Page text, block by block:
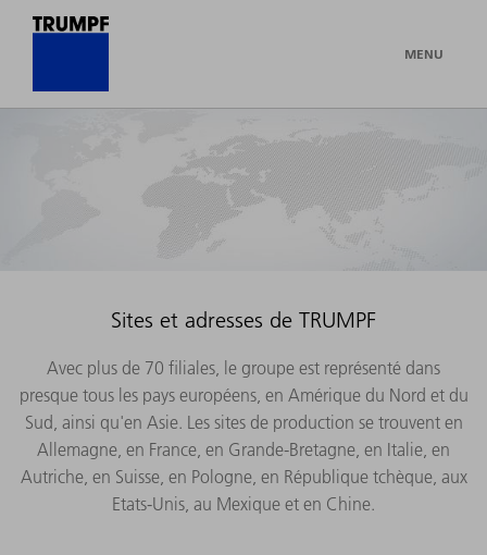
MENU
Sites et adresses de TRUMPF
Avec plus de 70 filiales, le groupe est représenté dans
presque tous les pays européens, en Amérique du Nord et du
Sud, ainsi qu'en Asie. Les sites de production se trouvent en
Allemagne, en France, en Grande-Bretagne, en Italie, en
Autriche, en Suisse, en Pologne, en République tchèque, aux
Etats-Unis, au Mexique et en Chine.